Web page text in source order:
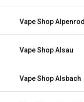
Vape Shop Alpenrod
Vape Shop Alsau
Vape Shop Alsbach